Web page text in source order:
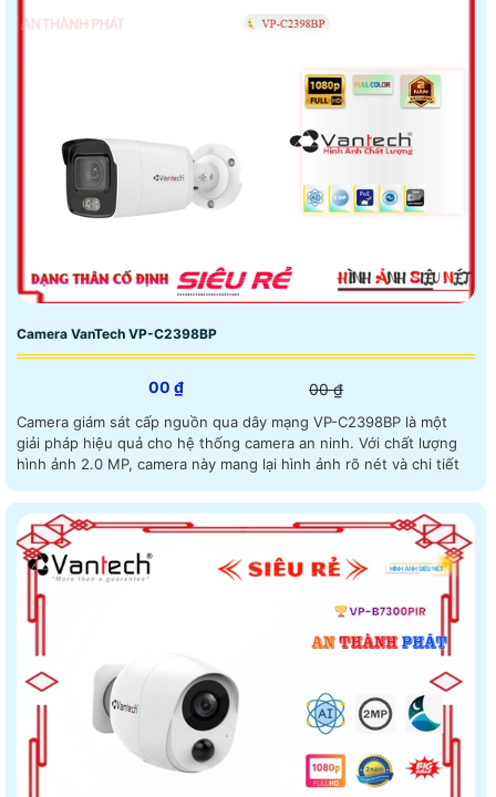
Camera VanTech VP-C2398BP
00 ₫ 00 ₫
Camera giám sát cấp nguồn qua dây mạng VP-C2398BP là một
giải pháp hiệu quả cho hệ thống camera an ninh. Với chất lượng
hình ảnh 2.0 MP, camera này mang lại hình ảnh rõ nét và chi tiết